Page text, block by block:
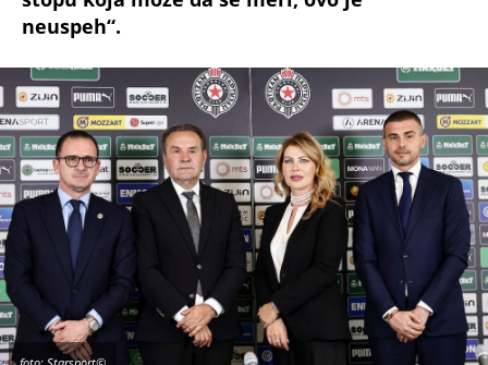
neuspeh“.